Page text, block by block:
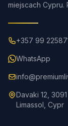
miejscach Cypru.
+357 99
WhatsApp
Davaki 12,
Limassol, Cypr